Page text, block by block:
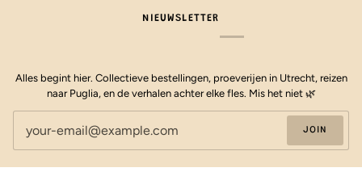
NIEUWSLETTER
Alles begint hier. Collectieve bestellingen, proeverijen in Utrecht, reizen
naar Puglia, en de verhalen achter elke fles. Mis het niet 🌿
JOIN